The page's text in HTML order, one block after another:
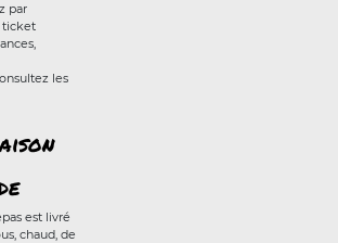
par
ticket
les
est livré
chaud, de